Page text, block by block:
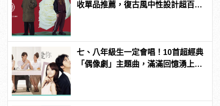
收單品推薦，復古風中性設計超百
七、八年級生一定會唱！10首超經典
「偶像劇」主題曲，滿滿回憶湧上心